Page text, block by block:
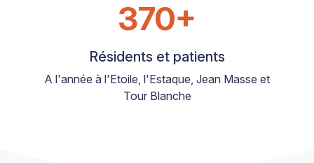
370+
Résidents et patients
A l'année à l'Etoile, l'Estaque, Jean Masse et
Tour Blanche